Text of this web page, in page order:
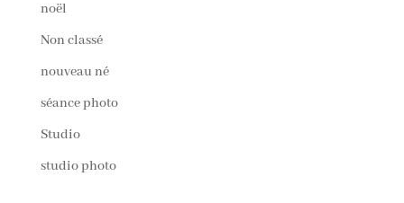
noël
Non classé
nouveau né
séance photo
Studio
studio photo